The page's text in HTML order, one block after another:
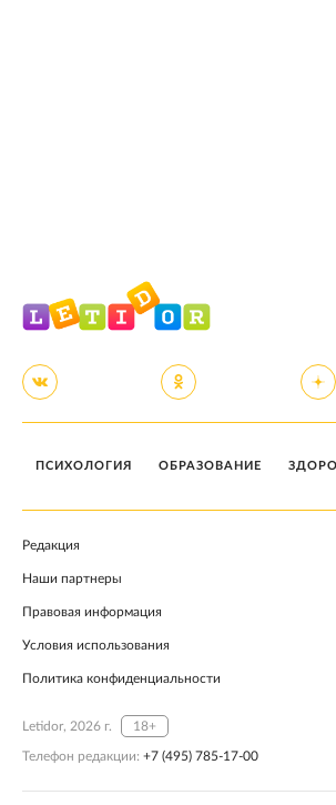
ПСИХОЛОГИЯ ОБРАЗОВАНИЕ
Редакция
Наши партнеры
Правовая информация
Условия использования
Политика конфиденциальности
Letidor, 2026 г. 18+
Телефон редакции: +7 (495) 785-17-00